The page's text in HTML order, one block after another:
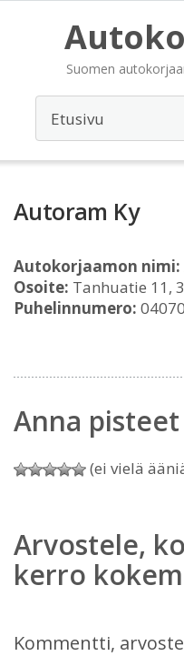
Suomen
Autoram Ky
Autokorjaamon nimi:
Osoite: Tanhuatie 11,
Puhelinnumero:
Anna pisteet
(ei vielä
Arvostele,
kerro
Kommentti,